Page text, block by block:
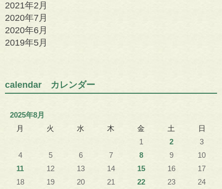
2021年2月
2020年7月
2020年6月
2019年5月
calendar カレンダー
2025年8月
月
火 水 木 金 土
日
1
2
3
4
5 6 7 8 9
10
11
12 13 14 15 16
17
18
19 20 21 22 23
24